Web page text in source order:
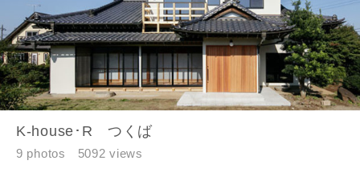
K-house･R つくば
9 photos 5092 views